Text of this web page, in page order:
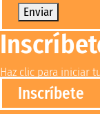
Haz clic para iniciar
Inscríbete